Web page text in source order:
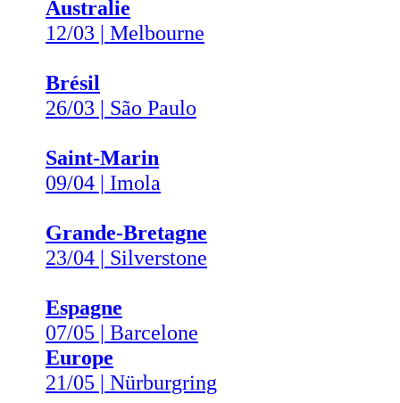
Australie
12/03 | Melbourne
Brésil
26/03 | São Paulo
Saint-Marin
09/04 | Imola
Grande-Bretagne
23/04 | Silverstone
Espagne
07/05 | Barcelone
Europe
21/05 | Nürburgring